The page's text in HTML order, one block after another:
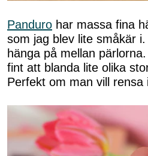
Panduro har massa fina
som jag blev lite småkär
hänga på mellan
fint att blanda lite olika
Perfekt om man vill rensa